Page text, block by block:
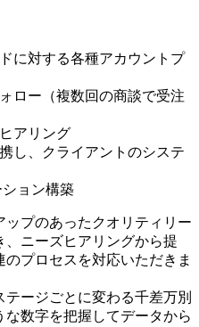
に対する各種アカウントプ
ロー（複数回の商談で受注
アリング
し、クライアントのシステ
ョン構築
プのあったクオリティリー
、ニーズヒアリングから提
プロセスを対応いただきま
ージごとに変わる千差万別
数字を把握してデータから